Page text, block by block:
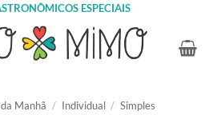
ESPECIAIS
Manhã / Individual / Simples